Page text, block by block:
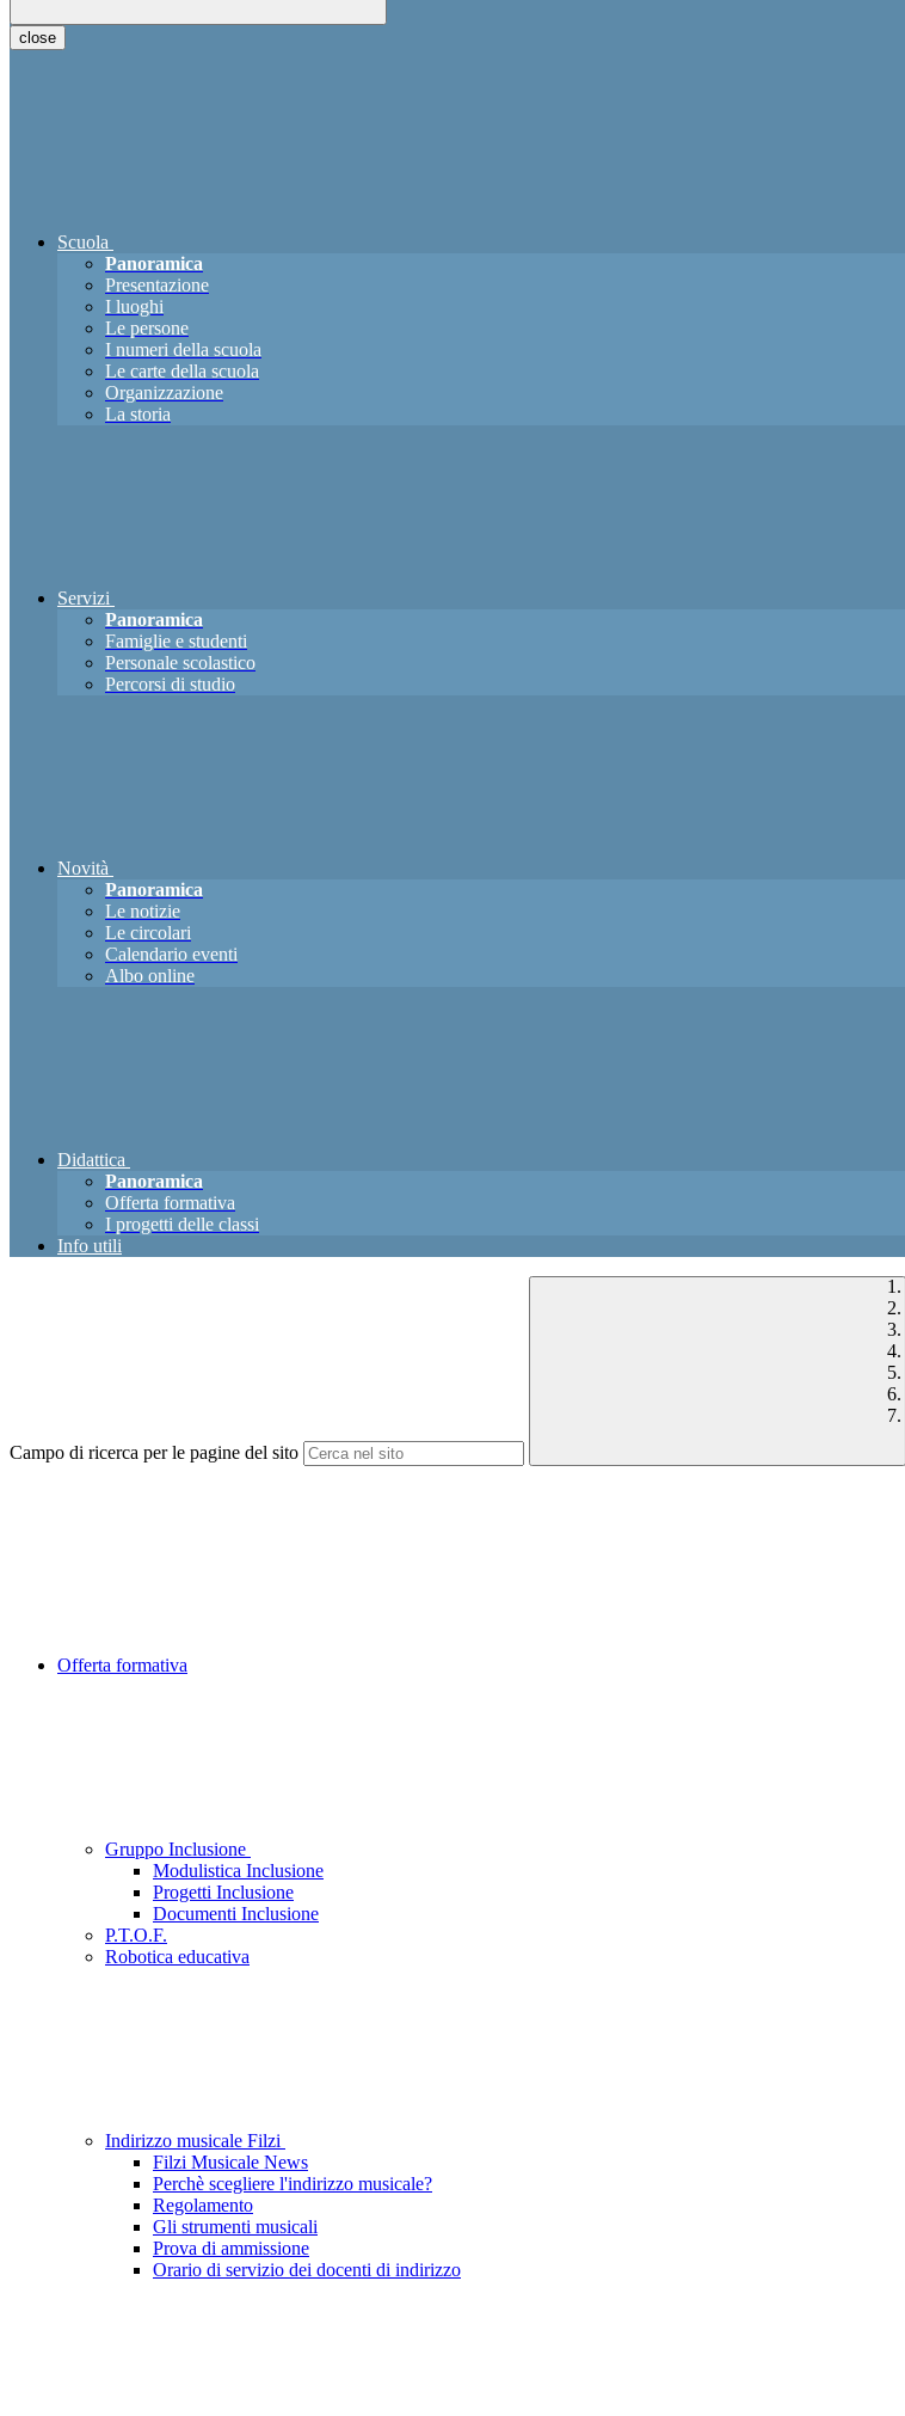
close
Scuola
Panoramica
Presentazione
I luoghi
Le persone
I numeri della scuola
Le carte della scuola
Organizzazione
La storia
Servizi
Panoramica
Famiglie e studenti
Personale scolastico
Percorsi di studio
Novità
Panoramica
Le notizie
Le circolari
Calendario eventi
Albo online
Didattica
Panoramica
Offerta formativa
I progetti delle classi
Info utili
Campo di ricerca per le pagine del sito
Offerta formativa
Gruppo Inclusione
Modulistica Inclusione
Progetti Inclusione
Documenti Inclusione
P.T.O.F.
Robotica educativa
Indirizzo musicale Filzi
Filzi Musicale News
Perchè scegliere l'indirizzo musicale?
Regolamento
Gli strumenti musicali
Prova di ammissione
Orario di servizio dei docenti di indirizzo